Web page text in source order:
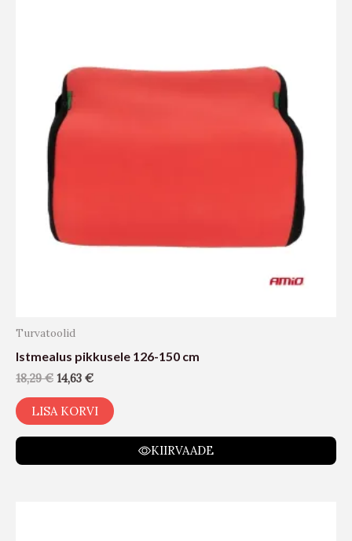
Turvatoolid
Istmealus pikkusele 126-150 cm
18,29€ 14,63 €
LISA KORVI
KIIRVAADE